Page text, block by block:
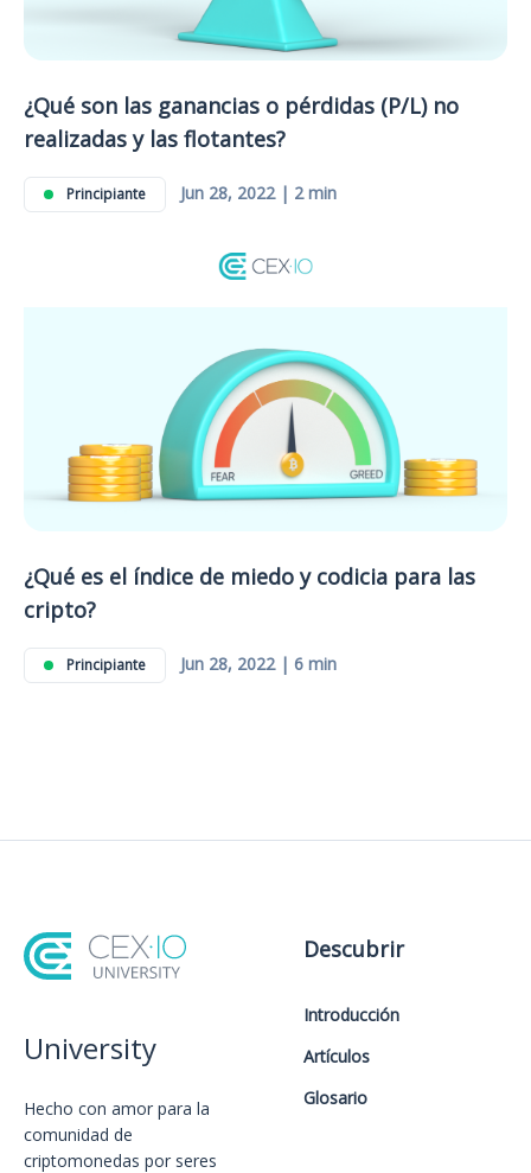
¿Qué son las ganancias o pérdidas (P/L) no
realizadas y las flotantes?
Principiante Jun 28, 2022 | 2 min
¿Qué es el índice de miedo y codicia para las
cripto?
Principiante Jun 28, 2022 | 6 min
University
Hecho con amor️ para la
comunidad de
criptomonedas por seres
Descubrir
Introducción
Artículos
Glosario